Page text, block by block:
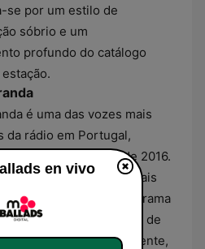
se por um estilo de
sóbrio e um
profundo do catálogo
é uma das vozes mais
da rádio em Portugal,
a equipa da M80 desde 2016.
ao longo de mais
como parte do programa
Rádio Comercial antes de
o grupo atual. Atualmente,
en vivo